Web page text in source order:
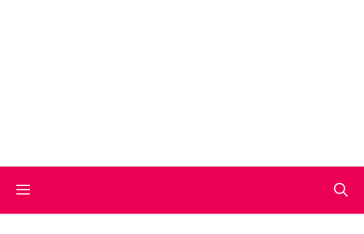
Menu